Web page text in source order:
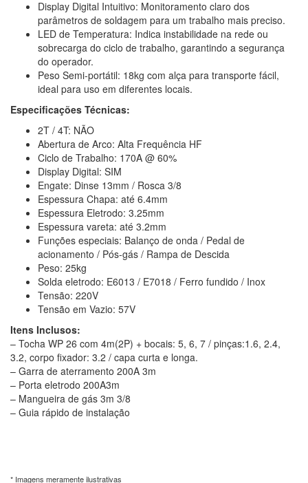
Display Digital Intuitivo: Monitoramento claro dos
parâmetros de soldagem para um trabalho mais preciso.
LED de Temperatura: Indica instabilidade na rede ou
sobrecarga do ciclo de trabalho, garantindo a segurança
do operador.
Peso Semi-portátil: 18kg com alça para transporte fácil,
ideal para uso em diferentes locais.
Especificações Técnicas:
2T / 4T: NÃO
Abertura de Arco: Alta Frequência HF
Ciclo de Trabalho: 170A @ 60%
Display Digital: SIM
Engate: Dinse 13mm / Rosca 3/8
Espessura Chapa: até 6.4mm
Espessura Eletrodo: 3.25mm
Espessura vareta: até 3.2mm
Funções especiais: Balanço de onda / Pedal de
acionamento / Pós-gás / Rampa de Descida
Peso: 25kg
Solda eletrodo: E6013 / E7018 / Ferro fundido / Inox
Tensão: 220V
Tensão em Vazio: 57V
Itens Inclusos:
– Tocha WP 26 com 4m(2P) + bocais: 5, 6, 7 / pinças:1.6, 2.4,
3.2, corpo fixador: 3.2 / capa curta e longa.
– Garra de aterramento 200A 3m
– Porta eletrodo 200A3m
– Mangueira de gás 3m 3/8
– Guia rápido de instalação
* Imagens meramente ilustrativas